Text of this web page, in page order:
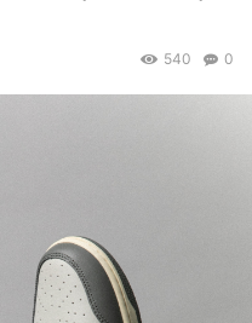
0
540